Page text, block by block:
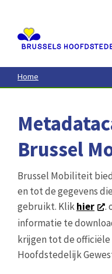
contenu
principal
Home
Brussel
Brussel Mobiliteit
en tot de gegevens
gebruikt. Klikhier
.
informatie te
krijgen tot de
Hoofdstedelijk